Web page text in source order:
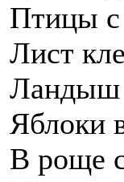
Птицы с
Лист
Ландыш
Яблоки
В роще